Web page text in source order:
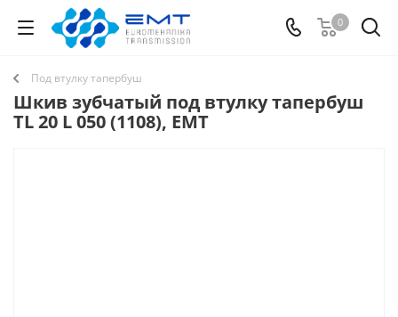
0
Под втулку тапербуш
Шкив зубчатый под втулку тапербуш
TL 20 L 050 (1108), EMT